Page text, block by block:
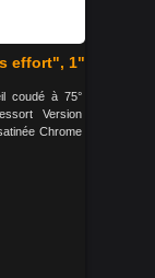
effort", 1"
coudé à 75°
Version
Chrome